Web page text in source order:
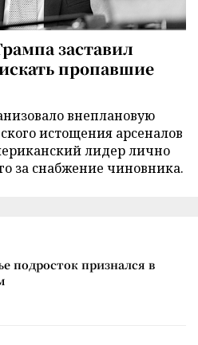
заставил
пропавшие
внеплановую
истощения арсеналов
лидер лично
за снабжение чиновника.
подросток признался в